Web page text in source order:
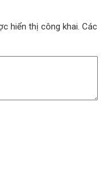
hiển thị công khai. Các